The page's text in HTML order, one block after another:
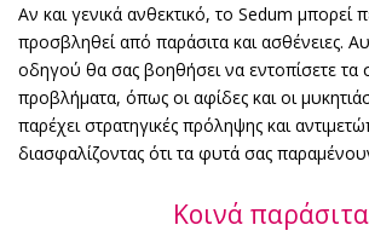
Αν και γενικά ανθεκτικό, το Sedum μπορεί
προσβληθεί από παράσιτα και ασθένειες.
οδηγού θα σας βοηθήσει να εντοπίσετε τα
προβλήματα, όπως οι αφίδες και οι
παρέχει στρατηγικές πρόληψης και
διασφαλίζοντας ότι τα φυτά σας
Κοινά παράσιτα